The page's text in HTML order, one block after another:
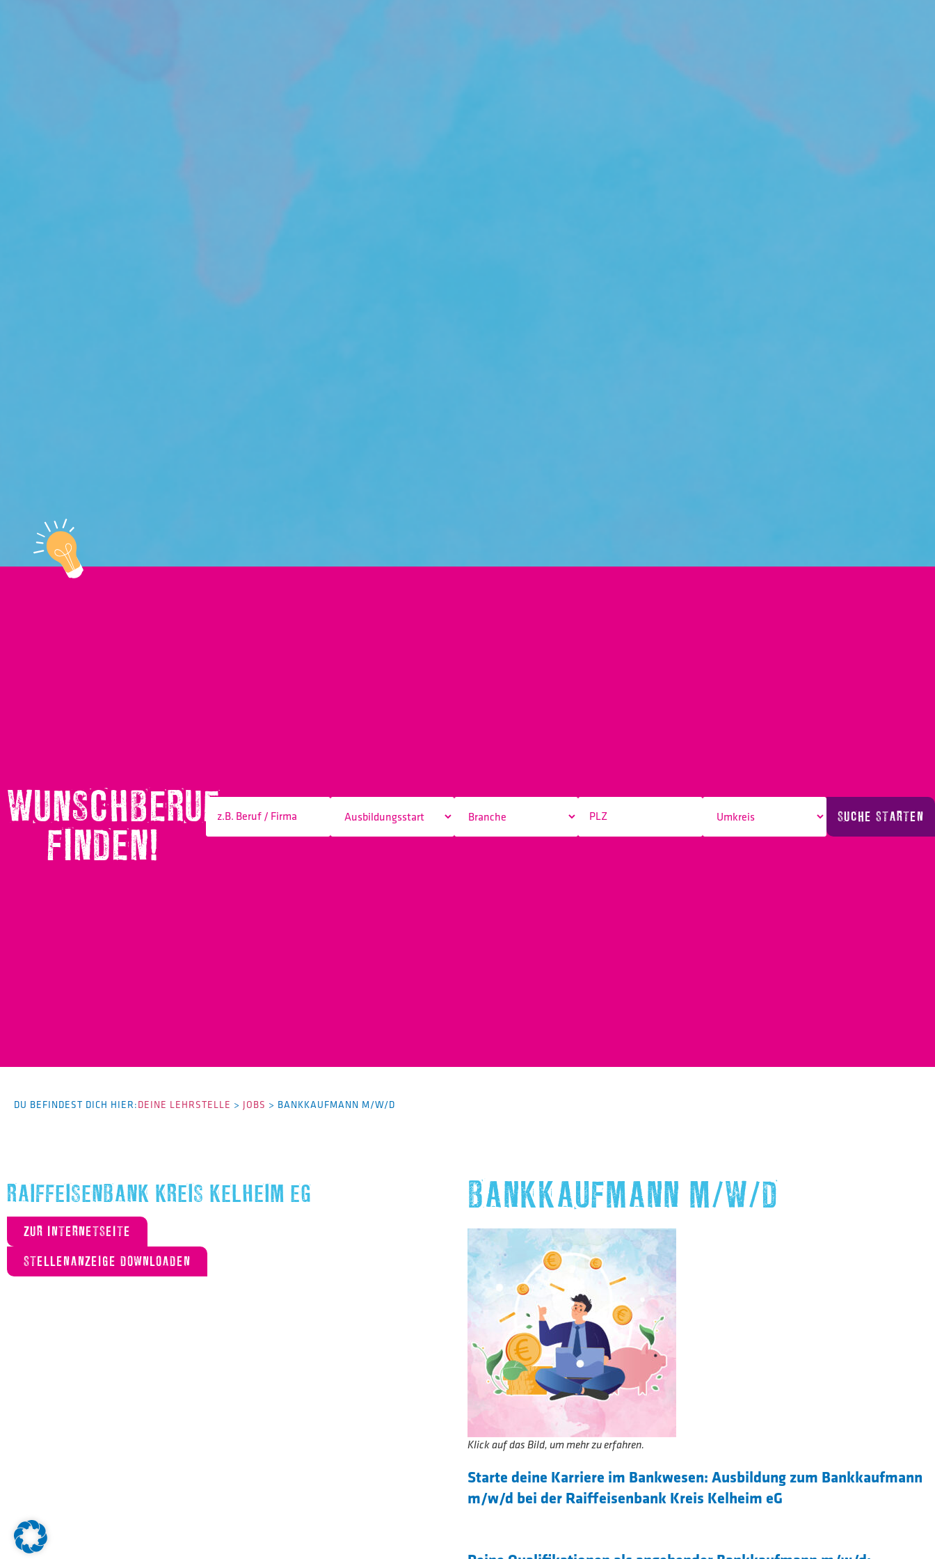
WUNSCHBERUF
FINDEN!
SUCHE STARTEN
DU BEFINDEST DICH HIER:DEINE LEHRSTELLE > JOBS > BANKKAUFMANN M/W/D
RAIFFEISENBANK KREIS KELHEIM EG
ZUR INTERNETSEITE
STELLENANZEIGE DOWNLOADEN
BANKKAUFMANN M/W/D
Klick auf das Bild, um mehr zu erfahren.
Starte deine Karriere im Bankwesen: Ausbildung zum Bankkaufmann
m/w/d bei der Raiffeisenbank Kreis Kelheim eG